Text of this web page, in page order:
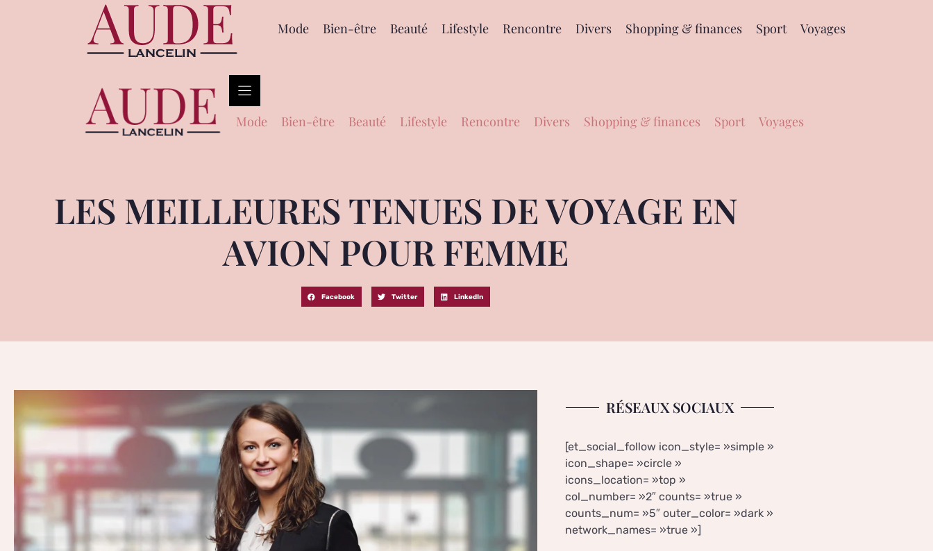
Mode Bien-être Beauté Lifestyle Rencontre Divers Shopping & finances Sport Voyages
Mode Bien-être Beauté Lifestyle Rencontre Divers Shopping & finances Sport Voyages
LES MEILLEURES TENUES DE VOYAGE EN
AVION POUR FEMME
Facebook Twitter LinkedIn
RÉSEAUX SOCIAUX
[et_social_follow icon_style= »simple »
icon_shape= »circle »
icons_location= »top »
col_number= »2″ counts= »true »
counts_num= »5″ outer_color= »dark »
network_names= »true »]